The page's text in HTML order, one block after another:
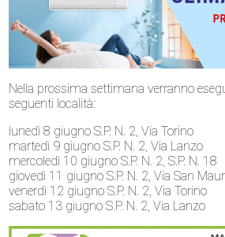
Nella prossima settimana verranno
seguenti località:
lunedì 8 giugno S.P. N. 2, Via Torino
martedì 9 giugno S.P. N. 2, Via Lanzo
mercoledì 10 giugno S.P. N. 2, S.P. N. 18
giovedì 11 giugno S.P. N. 2, Via San
venerdì 12 giugno S.P. N. 2, Via Torino
sabato 13 giugno S.P. N. 2, Via Lanzo